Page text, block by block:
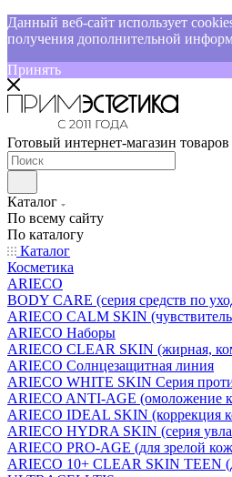
Данный веб-сайт использует
получения дополнительной
Принять
Готовый интернет-магазин
Каталог
По всему сайту
По каталогу
Каталог
Косметика
ARIECO
BODY CARE (серия средств по
ARIECO CALM SKIN
ARIECO Наборы
ARIECO CLEAR SKIN (жирная,
ARIECO Солнцезащитная линия
ARIECO WHITE SKIN Серия
ARIECO ANTI-AGE (омоложение
ARIECO IDEAL SKIN (коррекция
ARIECO HYDRA SKIN (серия
ARIECO PRO-AGE (для зрелой
ARIECO 10+ CLEAR SKIN TEEN